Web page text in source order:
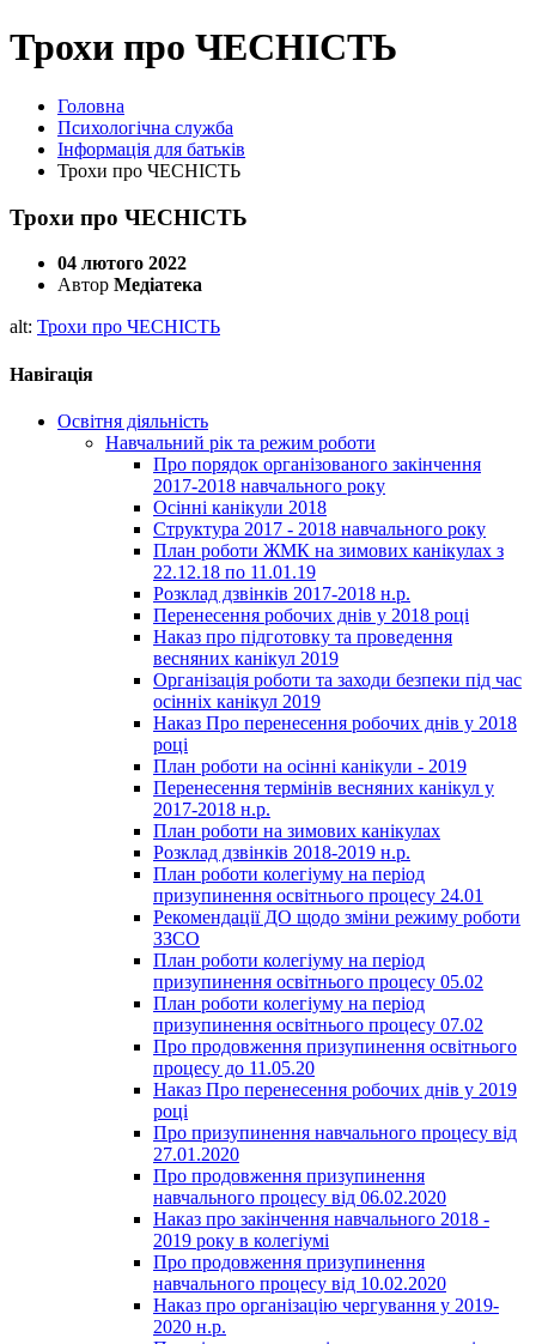
Трохи про ЧЕСНІСТЬ
Головна
Психологічна служба
Інформація для батьків
Трохи про ЧЕСНІСТЬ
Трохи про ЧЕСНІСТЬ
04 лютого 2022
Автор Медіатека
alt: Трохи про ЧЕСНІСТЬ
Навігація
Освітня діяльність
Навчальний рік та режим роботи
Про порядок організованого закінчення
2017-2018 навчального року
Осінні канікули 2018
Структура 2017 - 2018 навчального року
План роботи ЖМК на зимових канікулах з
22.12.18 по 11.01.19
Розклад дзвінків 2017-2018 н.р.
Перенесення робочих днів у 2018 році
Наказ про підготовку та проведення
весняних канікул 2019
Організація роботи та заходи безпеки під час
осінніх канікул 2019
Наказ Про перенесення робочих днів у 2018
році
План роботи на осінні канікули - 2019
Перенесення термінів весняних канікул у
2017-2018 н.р.
План роботи на зимових канікулах
Розклад дзвінків 2018-2019 н.р.
План роботи колегіуму на період
призупинення освітнього процесу 24.01
Рекомендації ДО щодо зміни режиму роботи
ЗЗСО
План роботи колегіуму на період
призупинення освітнього процесу 05.02
План роботи колегіуму на період
призупинення освітнього процесу 07.02
Про продовження призупинення освітнього
процесу до 11.05.20
Наказ Про перенесення робочих днів у 2019
році
Про призупинення навчального процесу від
27.01.2020
Про продовження призупинення
навчального процесу від 06.02.2020
Наказ про закінчення навчального 2018 -
2019 року в колегіумі
Про продовження призупинення
навчального процесу від 10.02.2020
Наказ про організацію чергування у 2019-
2020 н.р.